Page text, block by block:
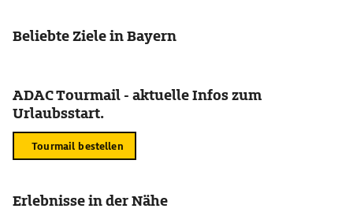
Beliebte Ziele in Bayern
ADAC Tourmail - aktuelle Infos zum
Urlaubsstart.
Tourmail bestellen
Erlebnisse in der Nähe